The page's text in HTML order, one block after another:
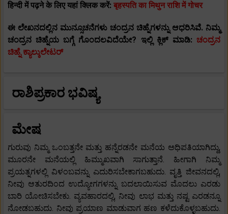
हिन्दी में पढ़ने के लिए यहां क्लिक करें: बृहस्पति का मिथुन राशि में गोचर
ಈ ಲೇಖನದಲ್ಲಿನ ಮುನ್ಸೂಚನೆಗಳು ಚಂದ್ರನ ಚಿಹ್ನೆಗಳನ್ನು ಆಧರಿಸಿವೆ. ನಿಮ್ಮ
ಚಂದ್ರನ ಚಿಹ್ನೆಯ ಬಗ್ಗೆ ಗೊಂದಲವಿದೆಯೇ? ಇಲ್ಲಿ ಕ್ಲಿಕ್ ಮಾಡಿ: ಚಂದ್ರನ
ಚಿಹ್ನೆ ಕ್ಯಾಲ್ಕುಲೇಟರ್
ರಾಶಿಪ್ರಕಾರ ಭವಿಷ್ಯ
ಮೇಷ
ಗುರುವು ನಿಮ್ಮ ಒಂಬತ್ತನೇ ಮತ್ತು ಹನ್ನೆರಡನೇ ಮನೆಯ ಅಧಿಪತಿಯಾಗಿದ್ದು,
ಮೂರನೇ ಮನೆಯಲ್ಲಿ ಹಿಮ್ಮುಖವಾಗಿ ಸಾಗುತ್ತಾನೆ. ಹೀಗಾಗಿ ನಿಮ್ಮ
ಪ್ರಯತ್ನಗಳಲ್ಲಿ ವಿಳಂಬವನ್ನು ಎದುರಿಸಬೇಕಾಗಬಹುದು. ವೃತ್ತಿ ಜೀವನದಲ್ಲಿ,
ನೀವು ಆತುರದಿಂದ ಉದ್ಯೋಗಗಳನ್ನು ಬದಲಾಯಿಸುವ ಮೊದಲು ಎರಡು
ಬಾರಿ ಯೋಚಿಸಬೇಕು. ವ್ಯವಹಾರದಲ್ಲಿ, ನೀವು ಲಾಭ ಮತ್ತು ನಷ್ಟ ಎರಡನ್ನೂ
ನೋಡಬಹುದು. ನೀವು ಪ್ರಯಾಣ ಮಾಡುವಾಗ ಹಣ ಕಳೆದುಕೊಳ್ಳಬಹುದು.